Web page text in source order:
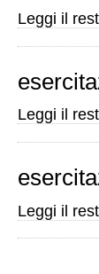
tutto
-
Leggi il
Leggi il
Leggi il